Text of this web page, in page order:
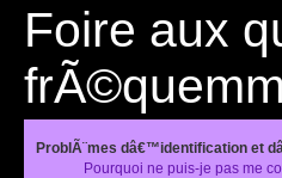
Foire aux
ProblÃ¨mes dâ€™identification et
Pourquoi ne puis-je pas me